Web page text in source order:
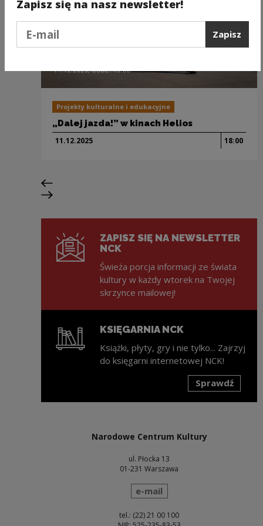
Projekty kulturalne i edukacyjne
„Dalej jazda!” w kinach Helios
11.12.2025 18:00
Poprzedni slajd
Następny slajd
ZAPISZ SIĘ NA NEWSLETTER
NCK
Świeża porcja informacji ze świata
kultury w każdy wtorek na Twojej
skrzynce mailowej!
KSIĘGARNIA NCK
Książki, płyty, gry i nie tylko... Zajrzyj
do księgarni internetowej NCK!
Sprawdź
Narodowe Centrum Kultury
ul. Płocka 13
01-231 Warszawa
wyślij wiadomość
e-mail
tel.: (22) 21 00 100
Zapisz się na nasz newsletter!
Zapisz